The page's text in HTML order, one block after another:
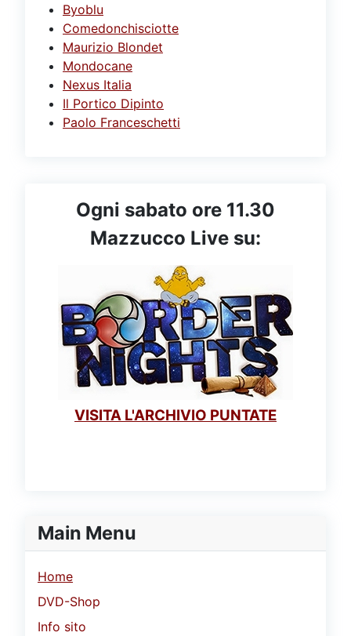
Main Menu
Home
DVD-Shop
Info sito
Byoblu
Comedonchisciotte
Maurizio Blondet
Mondocane
Nexus Italia
Il Portico Dipinto
Paolo Franceschetti
Ogni sabato ore 11.30
Mazzucco Live su:
VISITA L'ARCHIVIO PUNTATE